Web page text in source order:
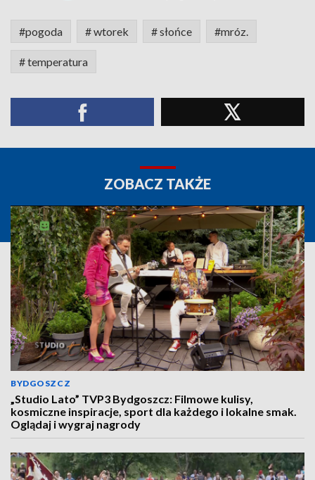
#pogoda # wtorek # słońce #mróz.
# temperatura
ZOBACZ TAKŻE
BYDGOSZCZ
„Studio Lato” TVP3 Bydgoszcz: Filmowe kulisy,
kosmiczne inspiracje, sport dla każdego i lokalne smak.
Oglądaj i wygraj nagrody